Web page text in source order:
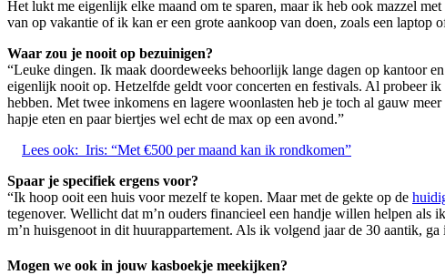
Het lukt me eigenlijk elke maand om te sparen, maar ik heb ook mazzel
van op vakantie of ik kan er een grote aankoop van doen, zoals een laptop
Waar zou je nooit op bezuinigen?
“Leuke dingen. Ik maak doordeweeks behoorlijk lange dagen op kantoor
eigenlijk nooit op. Hetzelfde geldt voor concerten en festivals. Al probeer
hebben. Met twee inkomens en lagere woonlasten heb je toch al gauw
hapje eten en paar biertjes wel echt de max op een avond.”
Lees ook: Iris: “Met €500 per maand kan ik rondkomen”
Spaar je specifiek ergens voor?
“Ik hoop ooit een huis voor mezelf te kopen. Maar met de gekte op de
tegenover. Wellicht dat m’n ouders financieel een handje willen helpen
m’n huisgenoot in dit huurappartement. Als ik volgend jaar de 30 aantik,
Mogen we ook in jouw kasboekje meekijken?